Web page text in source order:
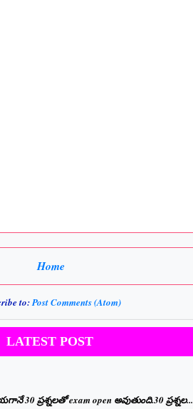
Home
to:Post Comments (Atom)
LATEST POST
30 ప్రశ్నలతో exam open అవుతుంది.30 ప్రశ్నల...